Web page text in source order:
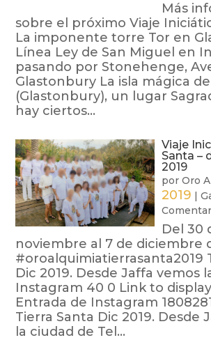
Más
sobre el próximo Viaje
La imponente torre Tor en
Línea Ley de San Miguel en
pasando por Stonehenge,
Glastonbury La isla mágica
(Glastonbury), un lugar
hay ciertos...
Viaje
Santa –
2019
porOro
2019 |
Del 30
noviembre al 7 de diciembre
#oroalquimiatierrasanta2019
Dic 2019. Desde Jaffa vemos
Instagram 40 0 Link to
Entrada de Instagram
Tierra Santa Dic 2019. Desde
la ciudad de Tel...